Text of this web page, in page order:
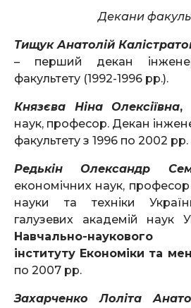
Декани
Тищук Анатолій
– перший декан
факультету (1992-1996 рр.).
Князєва Ніна Олексіївна,
наук, професор. Декан
факультету з 1996 по 2002 рр.
Редькін Олександр
економічних наук,
науки та техніки
галузевих академій наук
Навчально-наукового
інституту Економіки та
по 2007 рр.
Захарченко Лоліта